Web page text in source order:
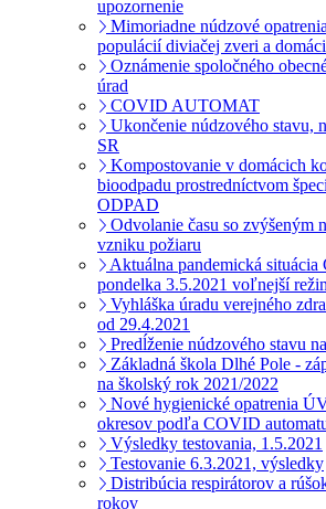
upozornenie
Mimoriadne núdzové
populácií diviačej zveri a
Oznámenie spoločného
úrad
COVID AUTOMAT
Ukončenie núdzového stavu,
SR
Kompostovanie v domácich
bioodpadu prostredníctvom
ODPAD
Odvolanie času so zvýšeným
vzniku požiaru
Aktuálna pandemická
pondelka 3.5.2021 voľnejší
Vyhláška úradu verejného
od 29.4.2021
Predĺženie núdzového stavu
Základná škola Dlhé Pole -
na školský rok 2021/2022
Nové hygienické opatrenia
okresov podľa COVID
Výsledky testovania, 1.5.2021
Testovanie 6.3.2021, výsledky
Distribúcia respirátorov a
rokov